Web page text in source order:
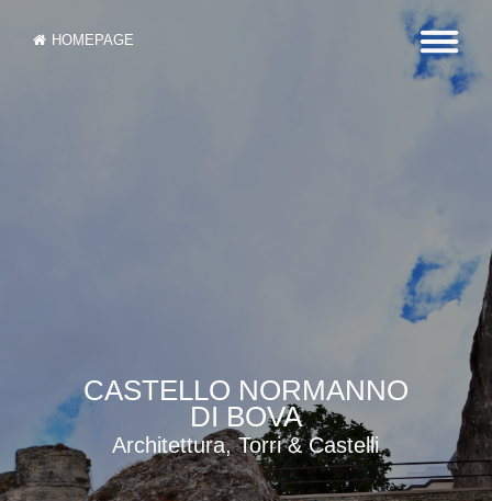
HOMEPAGE
CASTELLO NORMANNO
DI BOVA
Architettura, Torri & Castelli